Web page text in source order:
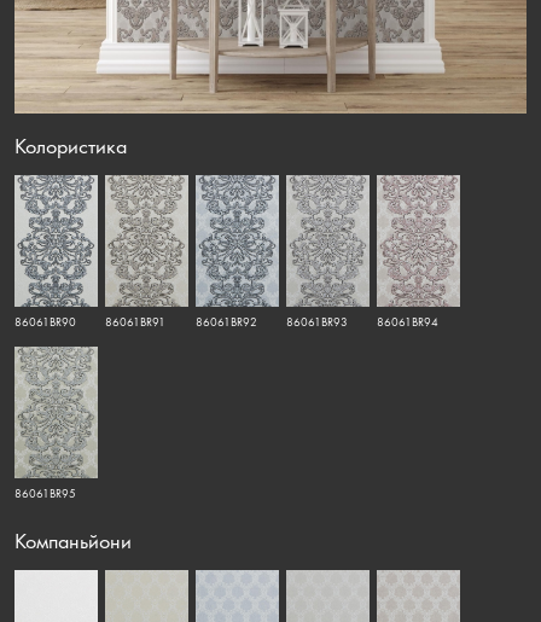
Колористика
86061BR90 86061BR91 86061BR92 86061BR93 86061BR94
86061BR95
Компаньйони